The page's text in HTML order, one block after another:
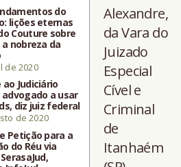
do
lições eternas
Couture sobre
nobreza da
de 2020
ao Judiciário
a usar
diz juiz federal
de 2020
Petição para a
do Réu via
Alexandre,
da Vara do
Juizado
Especial
Cível e
Criminal
de
Itanhaém